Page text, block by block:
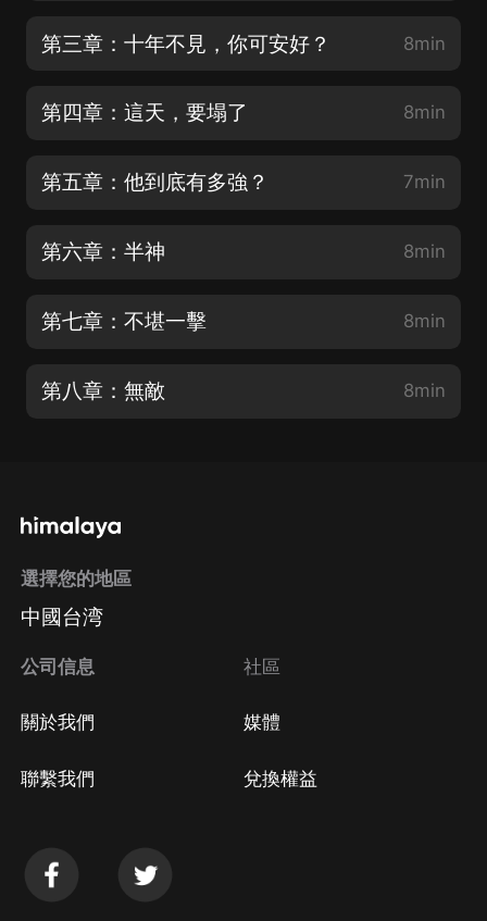
第三章：十年不見，你可安好？ 8min
第四章：這天，要塌了 8min
第五章：他到底有多強？ 7min
第六章：半神 8min
第七章：不堪一擊 8min
第八章：無敵 8min
選擇您的地區
中國台湾
公司信息
關於我們
聯繫我們
社區
媒體
兌換權益